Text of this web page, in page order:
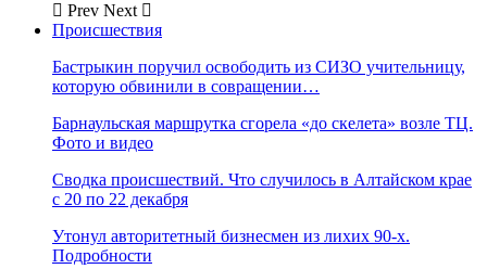
Prev Next
Происшествия
Бастрыкин поручил освободить из СИЗО учительницу,
которую обвинили в совращении…
Барнаульская маршрутка сгорела «до скелета» возле ТЦ.
Фото и видео
Сводка происшествий. Что случилось в Алтайском крае
с 20 по 22 декабря
Утонул авторитетный бизнесмен из лихих 90-х.
Подробности